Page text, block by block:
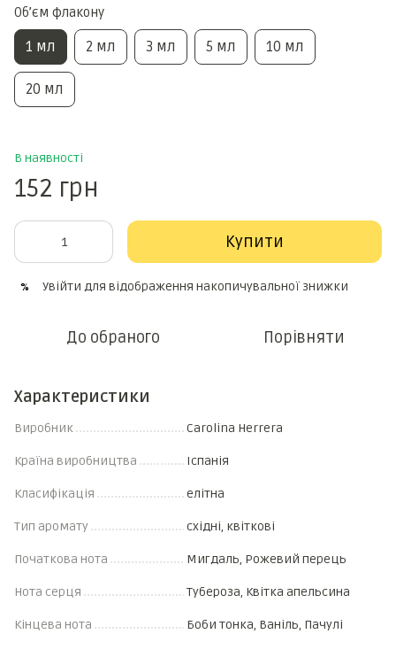
Обʼєм флакону
1 мл 2 мл 3 мл 5 мл 10 мл
20 мл
В наявності
152 грн
Купити
% Увійти для відображення накопичувальної знижки
До обраного Порівняти
Характеристики
Виробник Carolina Herrera
Країна виробництва Іспанія
Класифікація елітна
Тип аромату східні, квіткові
Початкова нота Мигдаль, Рожевий перець
Нота серця Тубероза, Квітка апельсина
Кінцева нота Боби тонка, Ваніль, Пачулі